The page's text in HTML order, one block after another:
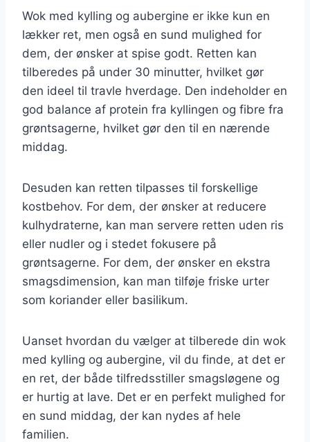
Wok med kylling og aubergine er ikke kun en
lækker ret, men også en sund mulighed for
dem, der ønsker at spise godt. Retten kan
tilberedes på under 30 minutter, hvilket gør
den ideel til travle hverdage. Den indeholder en
god balance af protein fra kyllingen og fibre fra
grøntsagerne, hvilket gør den til en nærende
middag.
Desuden kan retten tilpasses til forskellige
kostbehov. For dem, der ønsker at reducere
kulhydraterne, kan man servere retten uden ris
eller nudler og i stedet fokusere på
grøntsagerne. For dem, der ønsker en ekstra
smagsdimension, kan man tilføje friske urter
som koriander eller basilikum.
Uanset hvordan du vælger at tilberede din wok
med kylling og aubergine, vil du finde, at det er
en ret, der både tilfredsstiller smagsløgene og
er hurtig at lave. Det er en perfekt mulighed for
en sund middag, der kan nydes af hele
familien.